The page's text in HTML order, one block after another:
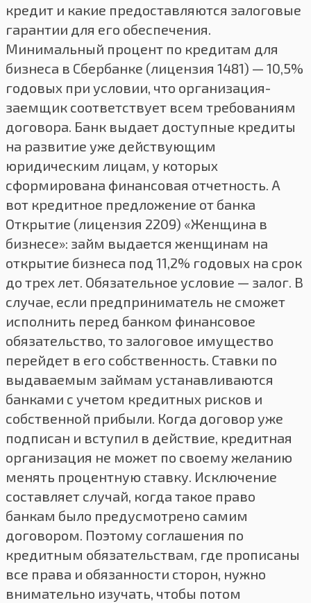
кредит и какие предоставляются залоговые
гарантии для его обеспечения.
Минимальный процент по кредитам для
бизнеса в Сбербанке (лицензия 1481) — 10,5%
годовых при условии, что организация-
заемщик соответствует всем требованиям
договора. Банк выдает доступные кредиты
на развитие уже действующим
юридическим лицам, у которых
сформирована финансовая отчетность. А
вот кредитное предложение от банка
Открытие (лицензия 2209) «Женщина в
бизнесе»: займ выдается женщинам на
открытие бизнеса под 11,2% годовых на срок
до трех лет. Обязательное условие — залог. В
случае, если предприниматель не сможет
исполнить перед банком финансовое
обязательство, то залоговое имущество
перейдет в его собственность. Ставки по
выдаваемым займам устанавливаются
банками с учетом кредитных рисков и
собственной прибыли. Когда договор уже
подписан и вступил в действие, кредитная
организация не может по своему желанию
менять процентную ставку. Исключение
составляет случай, когда такое право
банкам было предусмотрено самим
договором. Поэтому соглашения по
кредитным обязательствам, где прописаны
все права и обязанности сторон, нужно
внимательно изучать, чтобы потом